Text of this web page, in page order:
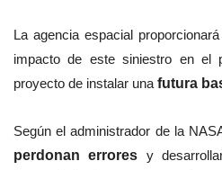
La agencia espacial
impacto de este siniestro en el
proyecto de instalar una futura
Según el administrador de la
perdonan errores y